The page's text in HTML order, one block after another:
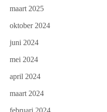
maart 2025
oktober 2024
juni 2024
mei 2024
april 2024
maart 2024
februari 2024